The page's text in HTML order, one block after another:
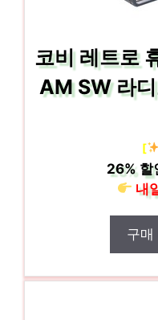
코비 레트로
AM SW 라
[
26% 할
내
구매